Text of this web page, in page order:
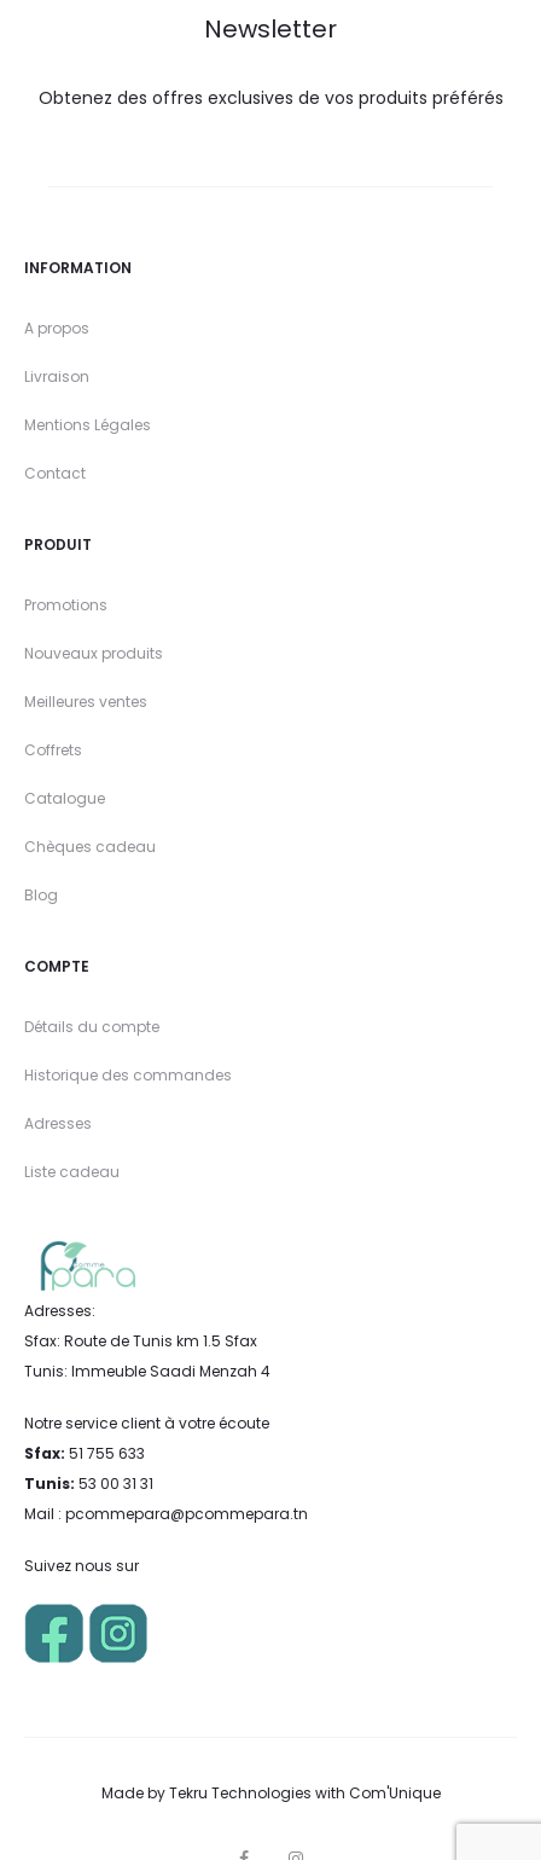
Newsletter
Obtenez des offres exclusives de vos produits préférés
INFORMATION
A propos
Livraison
Mentions Légales
Contact
PRODUIT
Promotions
Nouveaux produits
Meilleures ventes
Coffrets
Catalogue
Chèques cadeau
Blog
COMPTE
Détails du compte
Historique des commandes
Adresses
Liste cadeau
Adresses:
Sfax: Route de Tunis km 1.5 Sfax
Tunis: Immeuble Saadi Menzah 4
Notre service client à votre écoute
Sfax: 51 755 633
Tunis: 53 00 31 31
Mail : pcommepara@pcommepara.tn
Suivez nous sur
Made byTekru Technologies with Com'Unique